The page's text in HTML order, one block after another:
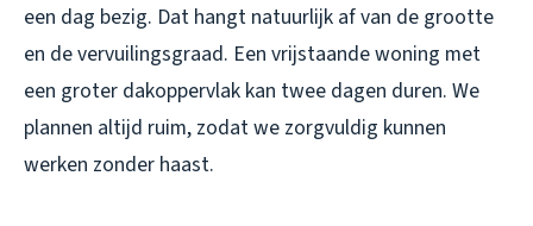
een dag bezig. Dat hangt natuurlijk af van de grootte
en de vervuilingsgraad. Een vrijstaande woning met
een groter dakoppervlak kan twee dagen duren. We
plannen altijd ruim, zodat we zorgvuldig kunnen
werken zonder haast.